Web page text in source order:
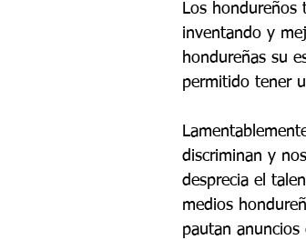
Los hondureños
inventando y
hondureñas su
permitido tener
discriminan y
desprecia el
medios
pautan anuncios